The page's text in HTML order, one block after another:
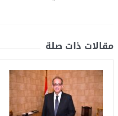
مقالات ذات صلة